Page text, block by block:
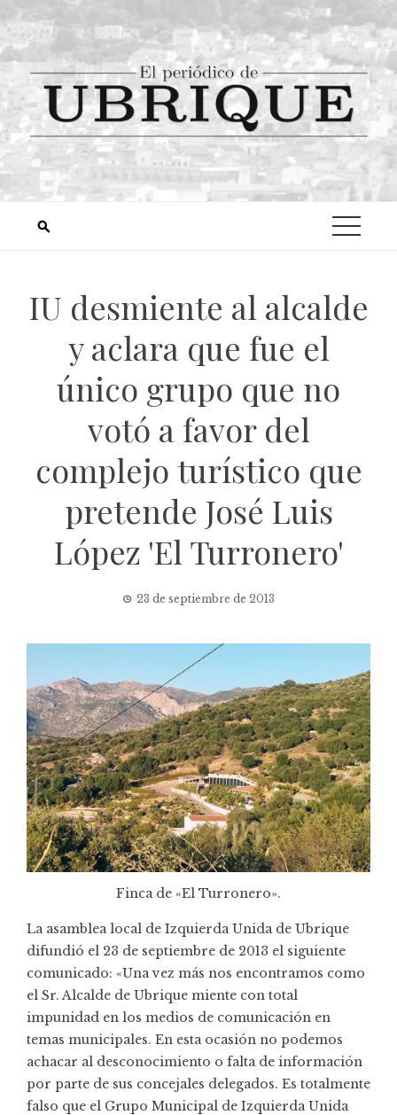
IU desmiente al alcalde
y aclara que fue el
único grupo que no
votó a favor del
complejo turístico que
pretende José Luis
López 'El Turronero'
23 de septiembre de 2013
Finca de «El Turronero».
La asamblea local de Izquierda Unida de Ubrique
difundió el 23 de septiembre de 2013 el siguiente
comunicado: «Una vez más nos encontramos como
el Sr. Alcalde de Ubrique miente con total
impunidad en los medios de comunicación en
temas municipales. En esta ocasión no podemos
achacar al desconocimiento o falta de información
por parte de sus concejales delegados. Es totalmente
falso que el Grupo Municipal de Izquierda Unida